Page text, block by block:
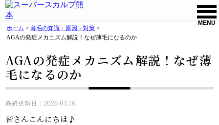
MENU
ホーム >薄毛の知識・原因・対策 >
AGAの発症メカニズム解説！なぜ薄毛になるのか
AGAの発症メカニズム解説！なぜ薄
毛になるのか
最終更新日：2026.03.18
皆さんこんにちは♪